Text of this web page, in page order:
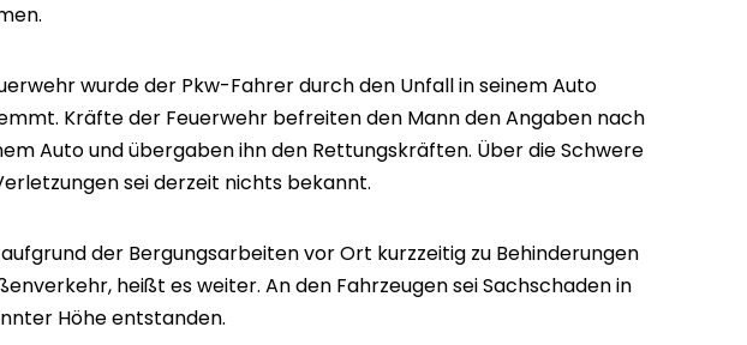
wurde der Pkw-Fahrer durch den Unfall in seinem Auto
Kräfte der Feuerwehr befreiten den Mann den Angaben nach
Auto und übergaben ihn den Rettungskräften. Über die Schwere
sei derzeit nichts bekannt.
aufgrund der Bergungsarbeiten vor Ort kurzzeitig zu Behinderungen
heißt es weiter. An den Fahrzeugen sei Sachschaden in
Höhe entstanden.